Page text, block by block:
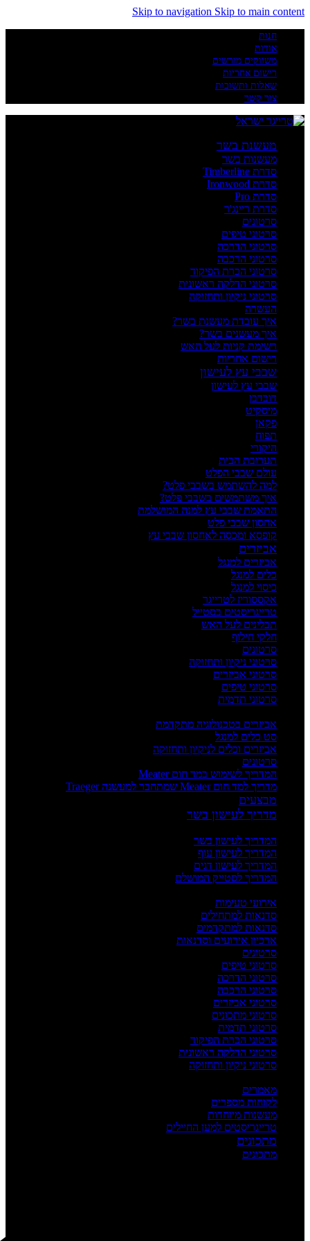
Skip to navigation Skip to main content
חנות
אודות
משווקים מורשים
רישום אחריות
שאלות ותשובות
צור קשר
מעשנת בשר
מעשנות בשר
סדרת Timberline
סדרת Ironwood
סדרת Pro
סדרת ריינג'ר
סרטונים
סרטוני טיפים
סרטוני הדרכה
סרטוני הרכבה
סרטוני הכרת הפיקוד
סרטוני הדלקה ראשונית
סרטוני ניקיון ותחזוקה
העשרה
איך עובדת מעשנת בשר?
איך מעשנים בשר?
רשימת קניות לעל האש
רישום אחריות
שבבי עץ לעישון
שבבי עץ לעישון
דובדבן
מיסקיט
פקאן
תפוח
היקורי
תערובת הבית
עולם שבבי הפלט
למה להשתמש בשבבי פלט?
איך משתמשים בשבבי פלט?
התאמת שבבי עץ למנה המושלמת
אחסון שבבי פלט
קופסא ומכסה לאחסון שבבי עץ
אביזרים
אביזרים למנגל
כלים למנגל
כיסוי למנגל
אקססוריז לטרייגר
טרייגריסטים בסטייל
תבלינים לעל האש
חלקי חילוף
סרטונים
סרטוני ניקיון ותחזוקה
סרטוני אביזרים
סרטוני טיפים
סרטוני תדמית
אביזרים בטכנולוגיה מתקדמת
סט כלים למנגל
אביזרים וכלים לניקיון ותחזוקה
סרטונים
המדריך לשימוש במד חום Meater
מדריך למד חום Meater שמתחבר למעשנה Traeger
מבצעים
מדריך לעישון בשר
המדריך לעישון בשר
המדריך לעישון עוף
המדריך לעישון דגים
המדריך לסטייק המושלם
אירועי טעימות
סדנאות למתחילים
סדנאות למתקדמים
ארכיון אירועים וסדנאות
סרטונים
סרטוני טיפים
סרטוני הדרכה
סרטוני הרכבה
סרטוני אביזרים
סרטוני מתכונים
סרטוני תדמית
סרטוני הכרת הפיקוד
סרטוני הדלקה ראשונית
סרטוני ניקיון ותחזוקה
מאמרים
לקוחות מספרים
מעשנות מיוחדות
טרייגריסטים למען החיילים
מתכונים
מתכונים